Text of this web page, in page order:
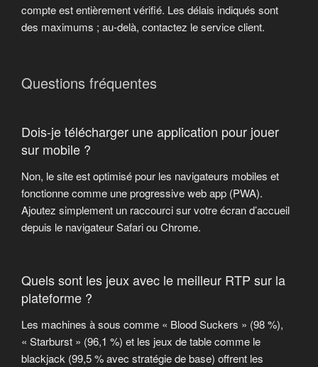
compte est entièrement vérifié. Les délais indiqués sont
des maximums ; au-delà, contactez le service client.
Questions fréquentes
Dois-je télécharger une application pour jouer
sur mobile ?
Non, le site est optimisé pour les navigateurs mobiles et
fonctionne comme une progressive web app (PWA).
Ajoutez simplement un raccourci sur votre écran d’accueil
depuis le navigateur Safari ou Chrome.
Quels sont les jeux avec le meilleur RTP sur la
plateforme ?
Les machines à sous comme « Blood Suckers » (98 %),
« Starburst » (96,1 %) et les jeux de table comme le
blackjack (99,5 % avec stratégie de base) offrent les